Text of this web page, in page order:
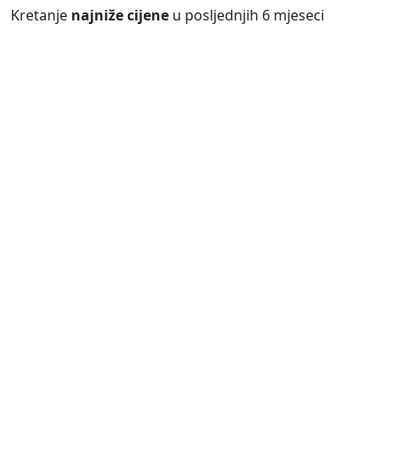
Kretanje najniže cijene u posljednjih 6 mjeseci